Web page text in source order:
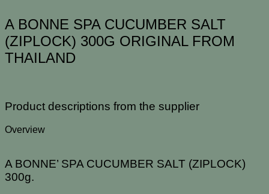
A BONNE SPA CUCUMBER SALT
(ZIPLOCK) 300G ORIGINAL FROM
THAILAND
Product descriptions from the supplier
Overview
A BONNE’ SPA CUCUMBER SALT (ZIPLOCK)
300g.